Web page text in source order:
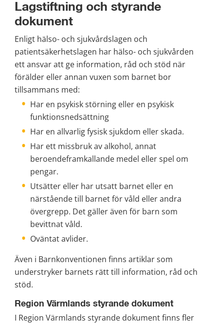
Lagstiftning och styrande
dokument
Enligt hälso- och sjukvårdslagen och
patientsäkerhetslagen har hälso- och sjukvården
ett ansvar att ge information, råd och stöd när
förälder eller annan vuxen som barnet bor
tillsammans med:
Har en psykisk störning eller en psykisk
funktionsnedsättning
Har en allvarlig fysisk sjukdom eller skada.
Har ett missbruk av alkohol, annat
beroendeframkallande medel eller spel om
pengar.
Utsätter eller har utsatt barnet eller en
närstående till barnet för våld eller andra
övergrepp. Det gäller även för barn som
bevittnat våld.
Oväntat avlider.
Även i Barnkonventionen finns artiklar som
understryker barnets rätt till information, råd och
stöd.
Region Värmlands styrande dokument
I Region Värmlands styrande dokument finns fler